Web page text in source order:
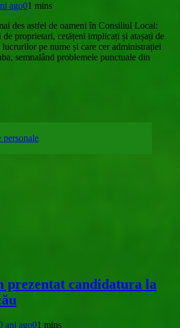
ago01 mins
des astfel de oameni în Consiliul Local:
de proprietari, cetățeni implicați și atașați de
pe nume și care cer administrației
semnalând problemele punctuale din
prezentat candidatura la
ani ago01 mins